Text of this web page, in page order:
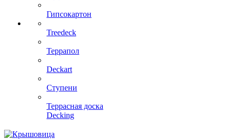
Гипсокартон
Treedeck
Террапол
Deckart
Ступени
Террасная доска
Decking